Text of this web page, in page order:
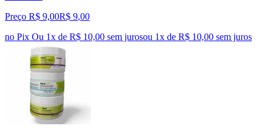
Preço R$ 9,00R$ 9,00
no Pix Ou 1x de R$ 10,00 sem jurosou 1x de R$ 10,00 sem juros